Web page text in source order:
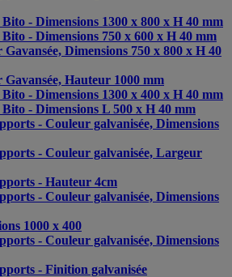
- Dimensions 1300 x 800 x H 40 mm
- Dimensions 750 x 600 x H 40 mm
Dimensions 750 x 800 x H 40
Hauteur 1000 mm
- Dimensions 1300 x 400 x H 40 mm
- Dimensions L 500 x H 40 mm
- Couleur galvanisée, Dimensions
- Couleur galvanisée, Largeur
- Hauteur 4cm
- Couleur galvanisée, Dimensions
1000 x 400
- Couleur galvanisée, Dimensions
- Finition galvanisée